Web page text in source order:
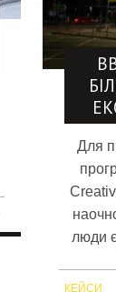
Для
люди
КЕЙСИ